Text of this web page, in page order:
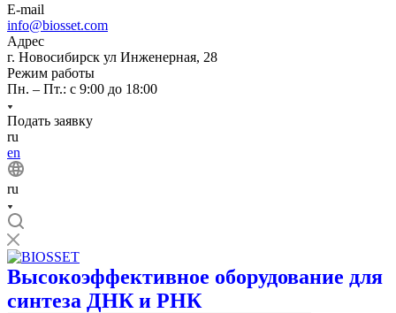
E-mail
info@biosset.com
Адрес
г. Новосибирск ул Инженерная, 28
Режим работы
Пн. – Пт.: с 9:00 до 18:00
Подать заявку
ru
en
ru
Высокоэффективное оборудование для
синтеза ДНК и РНК